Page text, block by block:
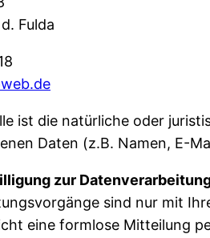
Fulda
ist die natürliche oder
Daten (z.B. Namen, E-
zur
sind nur mit
eine formlose Mitteilung